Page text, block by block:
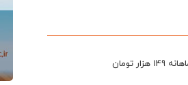
تومان